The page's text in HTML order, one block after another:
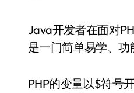
Java开发者在面对PHP时，可能会感到一些不适应，因为PHP的语法和Java有较大差异。但PHP
是一门简单易学、功
PHP的变量以$符号